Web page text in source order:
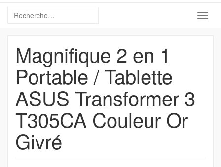
Magnifique 2 en 1
Portable / Tablette
ASUS Transformer 3
T305CA Couleur Or
Givré